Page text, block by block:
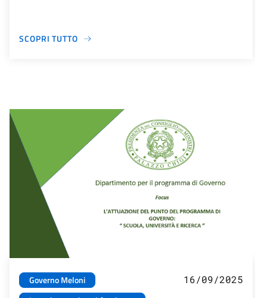
SCOPRI TUTTO
Governo Meloni
16/09/2025